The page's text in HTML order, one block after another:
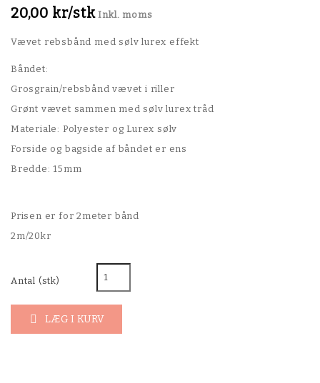
20,00 kr/stk Inkl. moms
Vævet rebsbånd med sølv lurex effekt
Båndet:
Grosgrain/rebsbånd vævet i riller
Grønt vævet sammen med sølv lurex tråd
Materiale: Polyester og Lurex sølv
Forside og bagside af båndet er ens
Bredde: 15mm
Prisen er for 2meter bånd
2m/20kr
Antal (stk)
 LÆG I KURV